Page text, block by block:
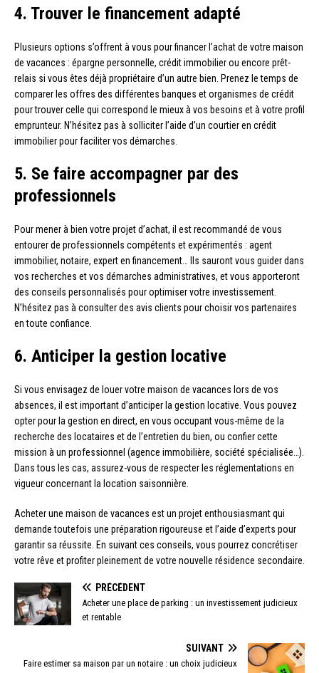
4. Trouver le financement adapté
Plusieurs options s’offrent à vous pour financer l’achat de votre maison
de vacances : épargne personnelle, crédit immobilier ou encore prêt-
relais si vous êtes déjà propriétaire d’un autre bien. Prenez le temps de
comparer les offres des différentes banques et organismes de crédit
pour trouver celle qui correspond le mieux à vos besoins et à votre profil
emprunteur. N’hésitez pas à solliciter l’aide d’un courtier en crédit
immobilier pour faciliter vos démarches.
5. Se faire accompagner par des
professionnels
Pour mener à bien votre projet d’achat, il est recommandé de vous
entourer de professionnels compétents et expérimentés : agent
immobilier, notaire, expert en financement… Ils sauront vous guider dans
vos recherches et vos démarches administratives, et vous apporteront
des conseils personnalisés pour optimiser votre investissement.
N’hésitez pas à consulter des avis clients pour choisir vos partenaires
en toute confiance.
6. Anticiper la gestion locative
Si vous envisagez de louer votre maison de vacances lors de vos
absences, il est important d’anticiper la gestion locative. Vous pouvez
opter pour la gestion en direct, en vous occupant vous-même de la
recherche des locataires et de l’entretien du bien, ou confier cette
mission à un professionnel (agence immobilière, société spécialisée…).
Dans tous les cas, assurez-vous de respecter les réglementations en
vigueur concernant la location saisonnière.
Acheter une maison de vacances est un projet enthousiasmant qui
demande toutefois une préparation rigoureuse et l’aide d’experts pour
garantir sa réussite. En suivant ces conseils, vous pourrez concrétiser
votre rêve et profiter pleinement de votre nouvelle résidence secondaire.
PRÉCÉDENT
Acheter une place de parking : un investissement judicieux
et rentable
SUIVANT
Faire estimer sa maison par un notaire : un choix judicieux